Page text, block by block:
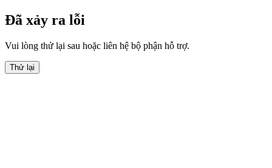
Đã xảy ra lỗi
Vui lòng thử lại sau hoặc liên hệ bộ phận hỗ trợ.
Thử lại